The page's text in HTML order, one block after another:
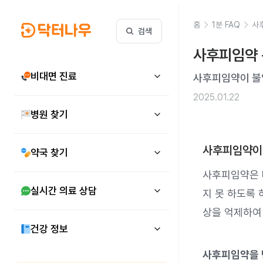
검색
비대면 진료
병원 찾기
약국 찾기
실시간 의료 상담
건강 정보
홈 1분 FAQ 사
사후피임약
사후피임약이
2025.01.22
사후피임약
사후피임약은
지 못 하도록
상을 억제하
사후피임약을